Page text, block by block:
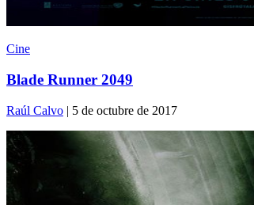
Cine
Blade Runner 2049
Raúl Calvo | 5 de octubre de 2017